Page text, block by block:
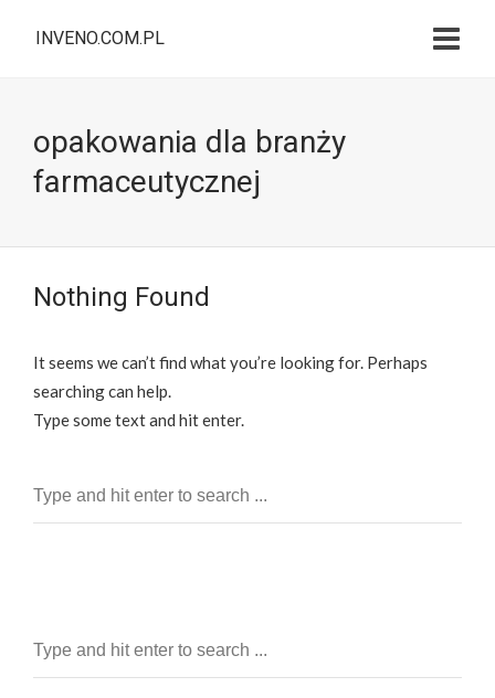
INVENO.COM.PL
opakowania dla branży
farmaceutycznej
Nothing Found
It seems we can’t find what you’re looking for. Perhaps
searching can help.
Type some text and hit enter.